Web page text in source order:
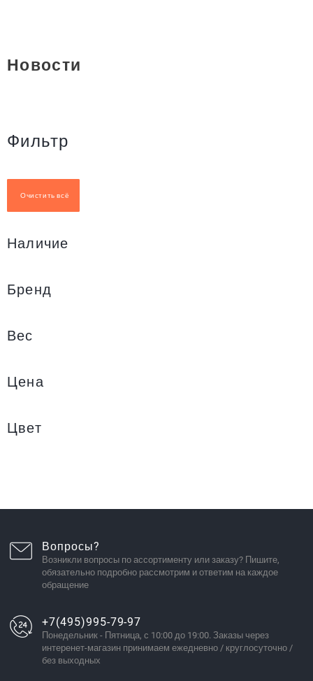
Новости
Фильтр
Очистить всё
Наличие
Бренд
Вес
Цена
Цвет
Вопросы?
Возникли вопросы по ассортименту или заказу? Пишите,
обязательно подробно рассмотрим и ответим на каждое
обращение
+7(495)995-79-97
Понедельник - Пятница, с 10:00 до 19:00. Заказы через
интеренет-магазин принимаем ежедневно / круглосуточно /
без выходных